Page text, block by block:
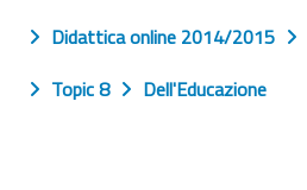
Didattica online 2014/2015
Topic 8
Dell'Educazione